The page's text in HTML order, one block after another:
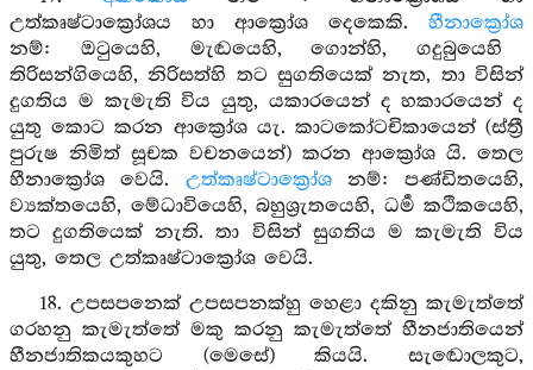
උත්කෘෂ්ටාක්‍රෝශය හා ආක්‍රෝශ දෙකෙකි. හීනාක්‍රෝශ
නම්: ඔටුයෙහි, මැඬයෙහි, ගොන්හි, ගදුබුයෙහි
තිරිසන්ගියෙහි, නිරිසත්හි තට සුගතියෙක් නැත, තා විසින්
දුගතිය ම කැමැති විය යුතු, යකාරයෙන් ද හකාරයෙන් ද
යුතු කොට කරන ආක්‍රෝශ යැ. කාටකෝටචිකායෙන් (ස්ත්‍රී
පුරුෂ නිමිත් සූචක වචනයෙන්) කරන ආක්‍රෝශ යි. තෙල
හීනාක්‍රෝශ වෙයි. උත්කෘෂ්ටාක්‍රෝශනම්: පණ්ඩිතයෙහි,
ව්‍යක්තයෙහි, මේධාවියෙහි, බහුශ්‍රැතයෙහි, ධර්‍ම කථිකයෙහි,
තට දුගතියෙක් නැති. තා විසින් සුගතිය ම කැමැති විය
යුතු, තෙල උත්කෘෂ්ටාක්‍රෝශ වෙයි.
18. උපසපනෙක් උපසපනක්හු හෙළා දකිනු කැමැත්තේ
ගරහනු කැමැත්තේ මකු කරනු කැමැත්තේ හීනජාතියෙන්
හීනජාතිකයකුහට (මෙසේ) කියයි. සැඬොලකුට,